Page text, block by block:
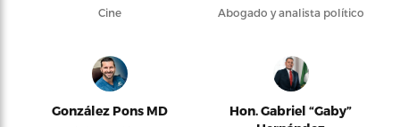
Cine Abogado y analista político
González Pons MD
Hon. Gabriel “Gaby”